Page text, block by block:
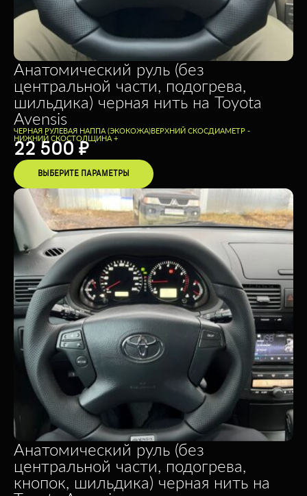
Анатомический руль (без
центральной части, подогрева,
шильдика) черная нить на Toyota
Avensis
ЧЕРНАЯ РУЛЕВАЯ НАППА (ЭКОКОЖА)ВЕРХНИЙ СКОСДИАМЕТР -
НИЖНИЙ СКОСТОЛЩИНА +
22 500 ₽
ВЫБЕРИТЕ ПАРАМЕТРЫ
Анатомический руль (без
центральной части, подогрева,
кнопок, шильдика) черная нить на